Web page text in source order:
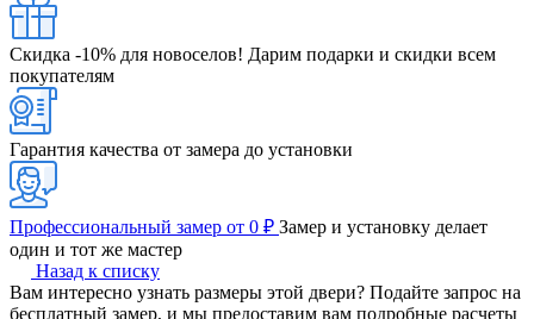
Скидка -10% для новоселов! Дарим подарки и скидки всем
покупателям
Гарантия качества от замера до установки
Профессиональный замер от 0 ₽ Замер и установку делает
один и тот же мастер
Назад к списку
Вам интересно узнать размеры этой двери? Подайте запрос на
бесплатный замер, и мы предоставим вам подробные расчеты